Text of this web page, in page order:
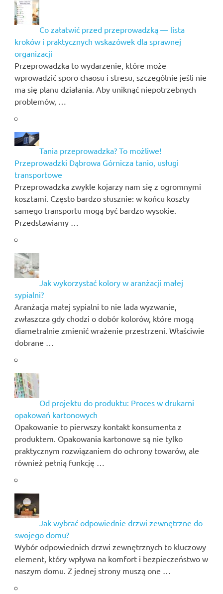
Co załatwić przed przeprowadzką — lista
kroków i praktycznych wskazówek dla sprawnej
organizacji
Przeprowadzka to wydarzenie, które może
wprowadzić sporo chaosu i stresu, szczególnie jeśli nie
ma się planu działania. Aby uniknąć niepotrzebnych
problemów, …
Tania przeprowadzka? To możliwe!
Przeprowadzki Dąbrowa Górnicza tanio, usługi
transportowe
Przeprowadzka zwykle kojarzy nam się z ogromnymi
kosztami. Często bardzo słusznie: w końcu koszty
samego transportu mogą być bardzo wysokie.
Przedstawiamy …
Jak wykorzystać kolory w aranżacji małej
sypialni?
Aranżacja małej sypialni to nie lada wyzwanie,
zwłaszcza gdy chodzi o dobór kolorów, które mogą
diametralnie zmienić wrażenie przestrzeni. Właściwie
dobrane …
Od projektu do produktu: Proces w drukarni
opakowań kartonowych
Opakowanie to pierwszy kontakt konsumenta z
produktem. Opakowania kartonowe są nie tylko
praktycznym rozwiązaniem do ochrony towarów, ale
również pełnią funkcję …
Jak wybrać odpowiednie drzwi zewnętrzne do
swojego domu?
Wybór odpowiednich drzwi zewnętrznych to kluczowy
element, który wpływa na komfort i bezpieczeństwo w
naszym domu. Z jednej strony muszą one …